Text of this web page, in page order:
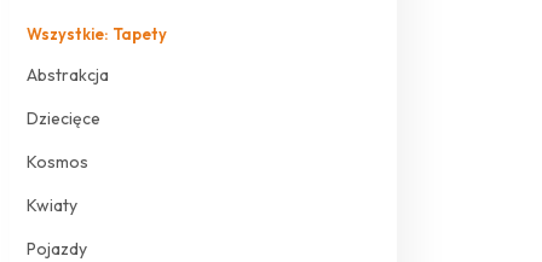
Wszystkie: Tapety
Abstrakcja
Dziecięce
Kosmos
Kwiaty
Pojazdy